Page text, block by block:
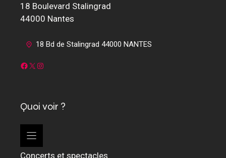
18 Boulevard Stalingrad
44000 Nantes
18 Bd de Stalingrad 44000 NANTES
Facebook
X Instagram
Quoi voir ?
Concerts et spectacles